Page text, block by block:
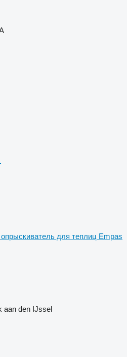
опрыскиватель для теплиц Empas
aan den IJssel